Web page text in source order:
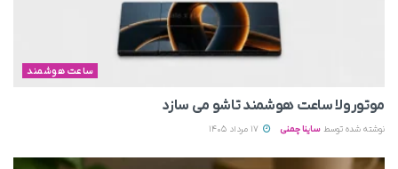
ساعت هوشمند
موتورولا ساعت هوشمند تاشو می‌ سازد
نوشته شده توسط ساینا چمنی